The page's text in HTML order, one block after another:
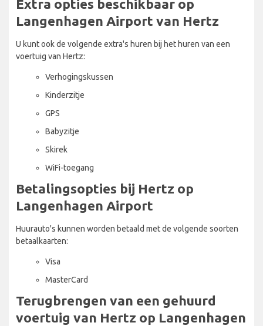
Extra opties beschikbaar op
Langenhagen Airport van Hertz
U kunt ook de volgende extra's huren bij het huren van een
voertuig van Hertz:
Verhogingskussen
Kinderzitje
GPS
Babyzitje
Skirek
WiFi-toegang
Betalingsopties bij Hertz op
Langenhagen Airport
Huurauto's kunnen worden betaald met de volgende soorten
betaalkaarten:
Visa
MasterCard
Terugbrengen van een gehuurd
voertuig van Hertz op Langenhagen